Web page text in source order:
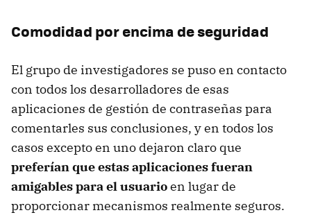
Comodidad por encima de seguridad
El grupo de investigadores se puso en contacto
con todos los desarrolladores de esas
aplicaciones de gestión de contraseñas para
comentarles sus conclusiones, y en todos los
casos excepto en uno dejaron claro que
preferían que estas aplicaciones fueran
amigables para el usuarioen lugar de
proporcionar mecanismos realmente seguros.